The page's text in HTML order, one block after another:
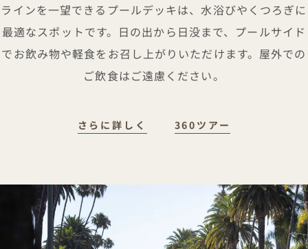
ラインを一望できるプールデッキは、水浴びやくつろぎに
最適なスポットです。日の出から日没まで、プールサイド
でお飲み物や軽食をお召し上がりいただけます。屋外での
ご飲食はご遠慮ください。
さらに詳しく プールとサンデッキ
360ツアー